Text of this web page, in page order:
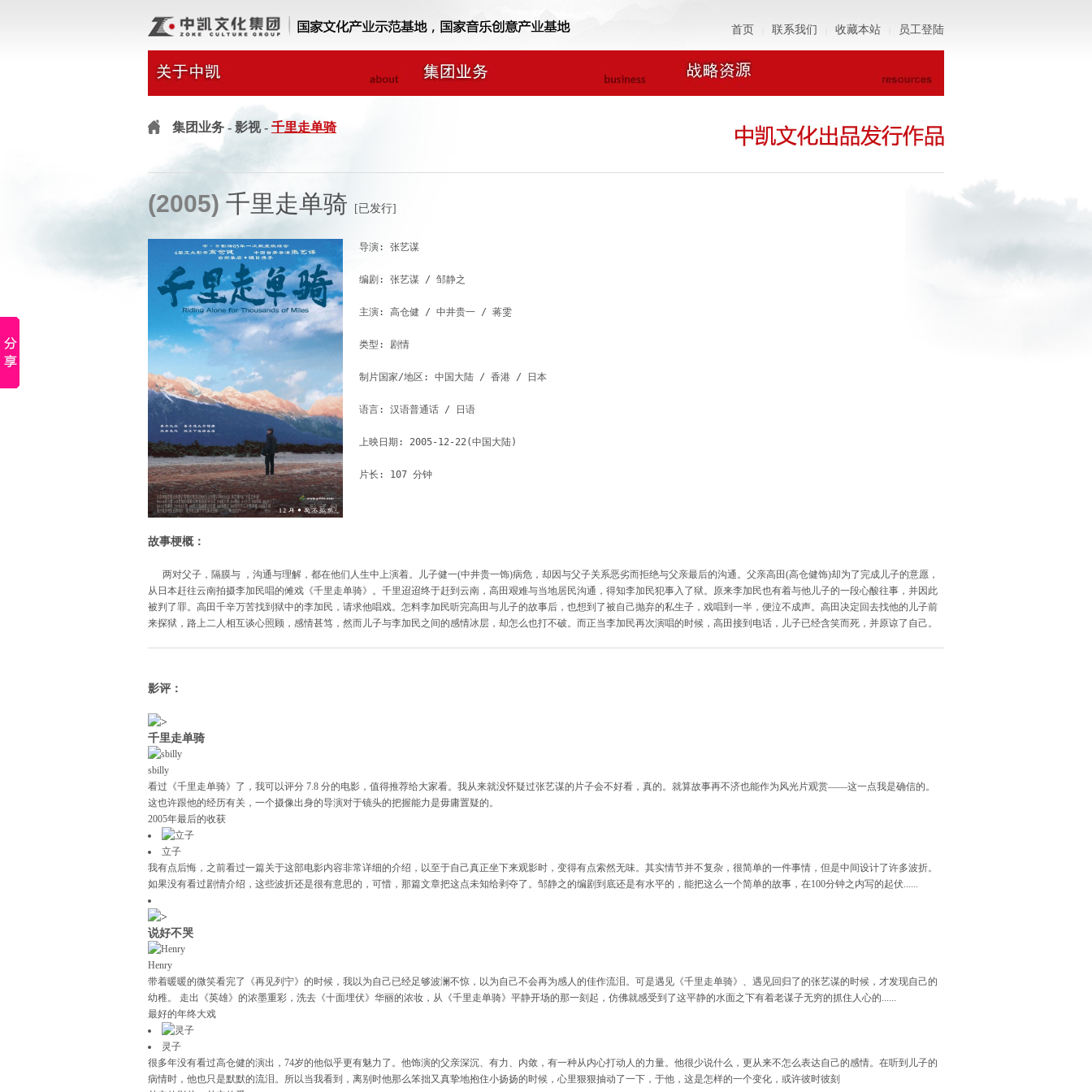
首页 联系我们 收藏本站 员工登陆
集团业务 - 影视 - 千里走单骑
(2005) 千里走单骑 [已发行]
导演: 张艺谋
编剧: 张艺谋 / 邹静之
主演: 高仓健 / 中井贵一 / 蒋雯
类型: 剧情
制片国家/地区: 中国大陆 / 香港 / 日本
语言: 汉语普通话 / 日语
上映日期: 2005-12-22(中国大陆)
故事梗概：
两对父子，隔膜与 ，沟通与理解，都在他们人生中上演着。儿子健一(中井贵一饰)病危，却因与父子关系恶劣而拒绝与父亲最后的沟通。父亲高田(高仓健饰)却为了完成儿子的意愿，
从日本赶往云南拍摄李加民唱的傩戏《千里走单骑》。千里迢迢终于赶到云南，高田艰难与当地居民沟通，得知李加民犯事入了狱。原来李加民也有着与他儿子的一段心酸往事，并因此
被判了罪。高田千辛万苦找到狱中的李加民，请求他唱戏。怎料李加民听完高田与儿子的故事后，也想到了被自己抛弃的私生子，戏唱到一半，便泣不成声。高田决定回去找他的儿子前
来探狱，路上二人相互谈心照顾，感情甚笃，然而儿子与李加民之间的感情冰层，却怎么也打不破。而正当李加民再次演唱的时候，高田接到电话，儿子已经含笑而死，并原谅了自己。
影评：
千里走单骑
sbilly
看过《千里走单骑》了，我可以评分 7.8 分的电影，值得推荐给大家看。我从来就没怀疑过张艺谋的片子会不好看，真的。就算故事再不济也能作为风光片观赏——这一点我是确信的。
这也许跟他的经历有关，一个摄像出身的导演对于镜头的把握能力是毋庸置疑的。
2005年最后的收获
立子
我有点后悔，之前看过一篇关于这部电影内容非常详细的介绍，以至于自己真正坐下来观影时，变得有点索然无味。其实情节并不复杂，很简单的一件事情，但是中间设计了许多波折。
如果没有看过剧情介绍，这些波折还是很有意思的，可惜，那篇文章把这点未知给剥夺了。邹静之的编剧到底还是有水平的，能把这么一个简单的故事，在100分钟之内写的起伏......
说好不哭
Henry
带着暖暖的微笑看完了《再见列宁》的时候，我以为自己已经足够波澜不惊，以为自己不会再为感人的佳作流泪。可是遇见《千里走单骑》、遇见回归了的张艺谋的时候，才发现自己的
幼稚。 走出《英雄》的浓墨重彩，洗去《十面埋伏》华丽的浓妆，从《千里走单骑》平静开场的那一刻起，仿佛就感受到了这平静的水面之下有着老谋子无穷的抓住人心的......
最好的年终大戏
灵子
很多年没有看过高仓健的演出，74岁的他似乎更有魅力了。他饰演的父亲深沉、有力、内敛，有一种从内心打动人的力量。他很少说什么，更从来不怎么表达自己的感情。在听到儿子的
病情时，他也只是默默的流泪。所以当我看到，离别时他那么笨拙又真挚地抱住小扬扬的时候，心里狠狠抽动了一下，于他，这是怎样的一个变化，或许彼时彼刻